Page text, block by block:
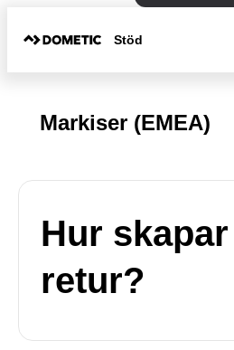
Stöd
Markiser (EMEA)
Hur
retur?